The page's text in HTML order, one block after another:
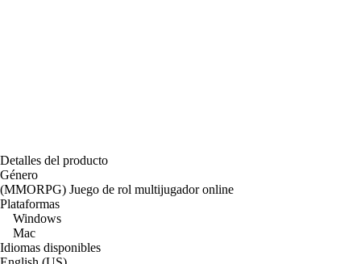
Detalles del producto
Género
(MMORPG) Juego de rol multijugador online
Plataformas
Windows
Mac
Idiomas disponibles